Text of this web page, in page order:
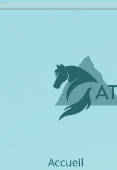
Accueil